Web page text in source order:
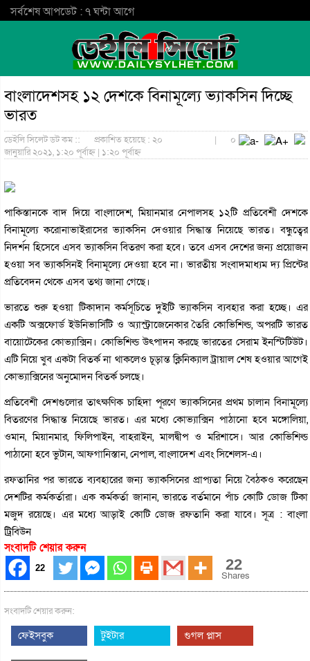
সর্বশেষ আপডেট : ৭ ঘন্টা আগে
বাংলাদেশসহ ১২ দেশকে বিনামূল্যে ভ্যাকসিন দিচ্ছে
ভারত
ডেইলি সিলেট ডট কম ::
প্রকাশিত হয়েছে : ২০
জানুয়ারি ২০২১, ১:২০ পূর্বাহ্ন | ১:২০ পূর্বাহ্ন
| ০
পাকিস্তানকে বাদ দিয়ে বাংলাদেশ, মিয়ানমার নেপালসহ ১২টি প্রতিবেশী দেশকে
বিনামূল্যে করোনাভাইরাসের ভ্যাকসিন দেওয়ার সিদ্ধান্ত নিয়েছে ভারত। বন্ধুত্বের
নিদর্শন হিসেবে এসব ভ্যাকসিন বিতরণ করা হবে। তবে এসব দেশের জন্য প্রয়োজন
হওয়া সব ভ্যাকসিনই বিনামূল্যে দেওয়া হবে না। ভারতীয় সংবাদমাধ্যম দ্য প্রিন্টের
প্রতিবেদন থেকে এসব তথ্য জানা গেছে।
ভারতে শুরু হওয়া টিকাদান কর্মসূচিতে দুইটি ভ্যাকসিন ব্যবহার করা হচ্ছে। এর
একটি অক্সফোর্ড ইউনিভার্সিটি ও অ্যাস্ট্রাজেনেকার তৈরি কোভিশিল্ড, অপরটি ভারত
বায়োটেকের কোভ্যাক্সিন। কোভিশিল্ড উৎপাদন করছে ভারতের সেরাম ইনস্টিটিউট।
এটি নিয়ে খুব একটা বিতর্ক না থাকলেও চূড়ান্ত ক্লিনিক্যাল ট্রায়াল শেষ হওয়ার আগেই
কোভ্যাক্সিনের অনুমোদন বিতর্ক চলছে।
প্রতিবেশী দেশগুলোর তাৎক্ষণিক চাহিদা পূরণে ভ্যাকসিনের প্রথম চালান বিনামূল্যে
বিতরণের সিদ্ধান্ত নিয়েছে ভারত। এর মধ্যে কোভ্যাক্সিন পাঠানো হবে মঙ্গোলিয়া,
ওমান, মিয়ানমার, ফিলিপাইন, বাহরাইন, মালদ্বীপ ও মরিশাসে। আর কোভিশিল্ড
পাঠানো হবে ভুটান, আফগানিস্তান, নেপাল, বাংলাদেশ এবং সিশেলস-এ।
রফতানির পর ভারতে ব্যবহারের জন্য ভ্যাকসিনের প্রাপ্যতা নিয়ে বৈঠকও করেছেন
দেশটির কর্মকর্তারা। এক কর্মকর্তা জানান, ভারতে বর্তমানে পাঁচ কোটি ডোজ টিকা
মজুদ রয়েছে। এর মধ্যে আড়াই কোটি ডোজ রফতানি করা যাবে। সূত্র : বাংলা
ট্রিবিউন
সংবাদটি শেয়ার করুন
22 22
Shares
সংবাদটি শেয়ার করুন:
ফেইসবুক টুইটার গুগল প্লাস